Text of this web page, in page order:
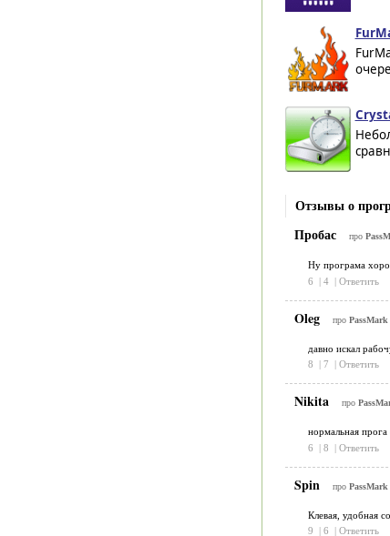
Отзывы о
Пробас
про
Ну програма
6
| 4 | Ответить
Oleg про PassMark
давно искал
8
7 Ответить
Nikita про
нормальная
6
| 8 | Ответить
Spin про PassMark
Клевая, удобная
9
6 Ответить